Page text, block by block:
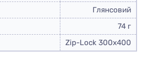
Глянсовий
74 г
Zip-Lock 300x400